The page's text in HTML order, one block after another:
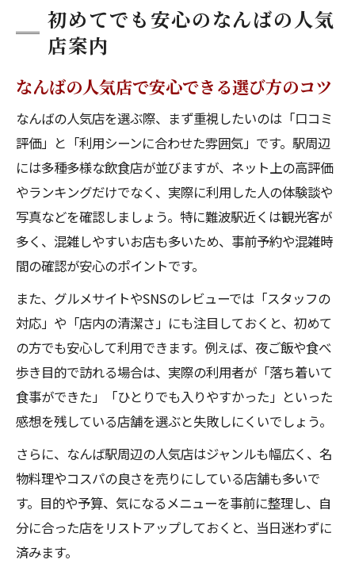
夜ご飯選びで迷わない難波駅周辺グルメ術
なんばの人気店で夜ご飯を選ぶポイント
駅近の美味しい店ランキングを活用する方
法
夜ご飯におすすめのなんばの人気店特集
コスパ重視で選ぶ難波の夜グルメ体験
名物も楽しめるなんばの人気店で満足度アップ
なんばの人気店で味わいたい名物グルメ
観光客に人気の大阪らしい逸品を堪能
地元感あるなんばの人気店の特徴とは
名物料理とコスパを両立した選び方
食べ歩きと雰囲気で選ぶ難波駅近の人気店
なんばの人気店で食べ歩きを満喫する方法
駅近で雰囲気が良い人気店の見つけ方
混雑を避けて食べ歩きできる店選びのコツ
写真映えするなんばの人気店も要チェック
食べ歩きルートに最適な人気店リスト
高評価のなんばグルメをひとりでも満喫
初めてでも安心のなんばの人気
店案内
なんばの人気店で安心できる選び方のコツ
なんばの人気店を選ぶ際、まず重視したいのは「口コミ
評価」と「利用シーンに合わせた雰囲気」です。駅周辺
には多種多様な飲食店が並びますが、ネット上の高評価
やランキングだけでなく、実際に利用した人の体験談や
写真などを確認しましょう。特に難波駅近くは観光客が
多く、混雑しやすいお店も多いため、事前予約や混雑時
間の確認が安心のポイントです。
また、グルメサイトやSNSのレビューでは「スタッフの
対応」や「店内の清潔さ」にも注目しておくと、初めて
の方でも安心して利用できます。例えば、夜ご飯や食べ
歩き目的で訪れる場合は、実際の利用者が「落ち着いて
食事ができた」「ひとりでも入りやすかった」といった
感想を残している店舗を選ぶと失敗しにくいでしょう。
さらに、なんば駅周辺の人気店はジャンルも幅広く、名
物料理やコスパの良さを売りにしている店舗も多いで
す。目的や予算、気になるメニューを事前に整理し、自
分に合った店をリストアップしておくと、当日迷わずに
済みます。